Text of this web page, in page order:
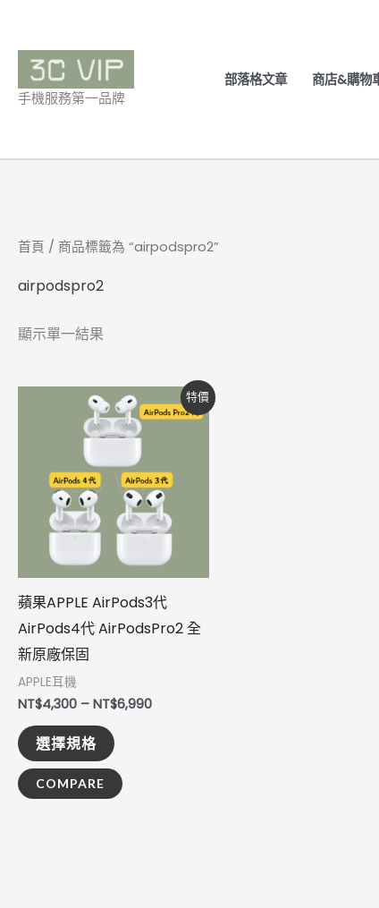
手機服務第一品牌
部落格文章 商店&購物
首頁 / 商品標籤為 “airpodspro2”
airpodspro2
顯示單一結果
特價
蘋果APPLE AirPods3代
AirPods4代 AirPodsPro2 全
新原廠保固
APPLE耳機
NT$4,300 – NT$6,990
格
範
到
NT$6,990
選擇規格
此
產
有
多
種
款
式。
可
在
頁
面
擇
COMPARE